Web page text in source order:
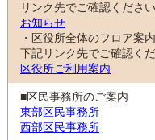
リンク先でご確認ください
お知らせ
・区役所全体のフロア案
下記リンク先でご確認くだ
区役所ご利用案内
■区民事務所のご案内
東部区民事務所
西部区民事務所